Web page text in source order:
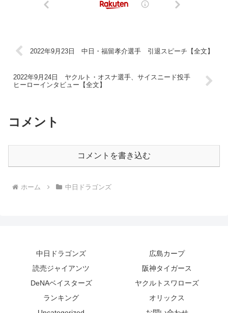
2022年9月23日 中日・福留孝介選手 引退スピーチ【全文】
2022年9月24日 ヤクルト・オスナ選手、サイスニード投手
ヒーローインタビュー【全文】
コメント
コメントを書き込む
ホーム 中日ドラゴンズ
中日ドラゴンズ
広島カープ
読売ジャイアンツ
阪神タイガース
DeNAベイスターズ
ヤクルトスワローズ
ランキング
オリックス